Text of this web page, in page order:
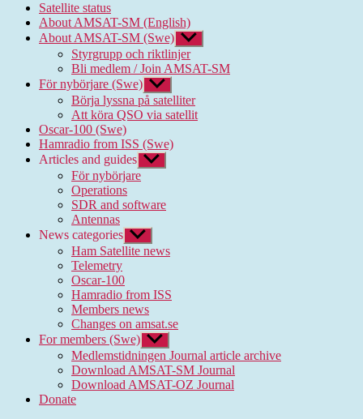
Satellite status
About AMSAT-SM (English)
About AMSAT-SM (Swe) Show
sub
menu
Styrgrupp och riktlinjer
Bli medlem / Join AMSAT-SM
För nybörjare (Swe) Show
sub
menu
Börja lyssna på satelliter
Att köra QSO via satellit
Oscar-100 (Swe)
Hamradio from ISS (Swe)
Articles and guides Show
sub
För nybörjare
Operations
SDR and software
Antennas
News categories Show
sub
menu
Ham Satellite news
Telemetry
Oscar-100
Hamradio from ISS
Members news
Changes on amsat.se
For members (Swe) Show
sub
menu
Medlemstidningen Journal article archive
Download AMSAT-SM Journal
Download AMSAT-OZ Journal
Donate